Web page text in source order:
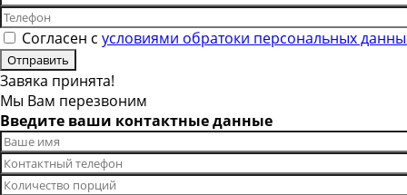
Согласен с условиями обратоки персональных
Завяка принята!
Мы Вам перезвоним
Введите ваши контактные данные